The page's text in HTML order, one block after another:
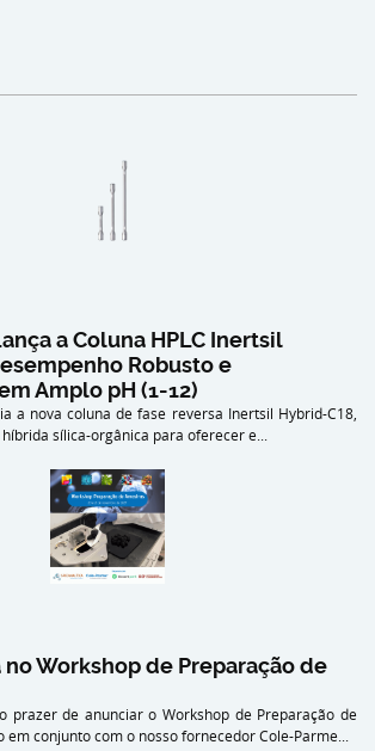
a Coluna HPLC Inertsil
Robusto e
Amplo pH (1-12)
a nova coluna de fase reversa Inertsil Hybrid-C18,
sílica-orgânica para oferecer e...
Workshop de Preparação de
prazer de anunciar o Workshop de Preparação de
conjunto com o nosso fornecedor Cole-Parme...